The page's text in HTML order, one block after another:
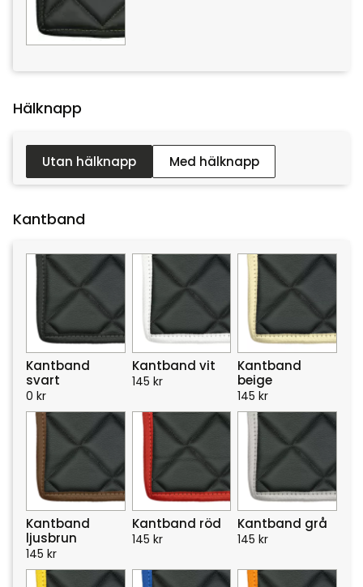
Hälknapp :
Utan hälknapp Med hälknapp
Kantband
Kantband
svart
0 kr
Kantband vit
145 kr
Kantband
beige
145 kr
Kantband
ljusbrun
145 kr
Kantband röd
145 kr
Kantband grå
145 kr